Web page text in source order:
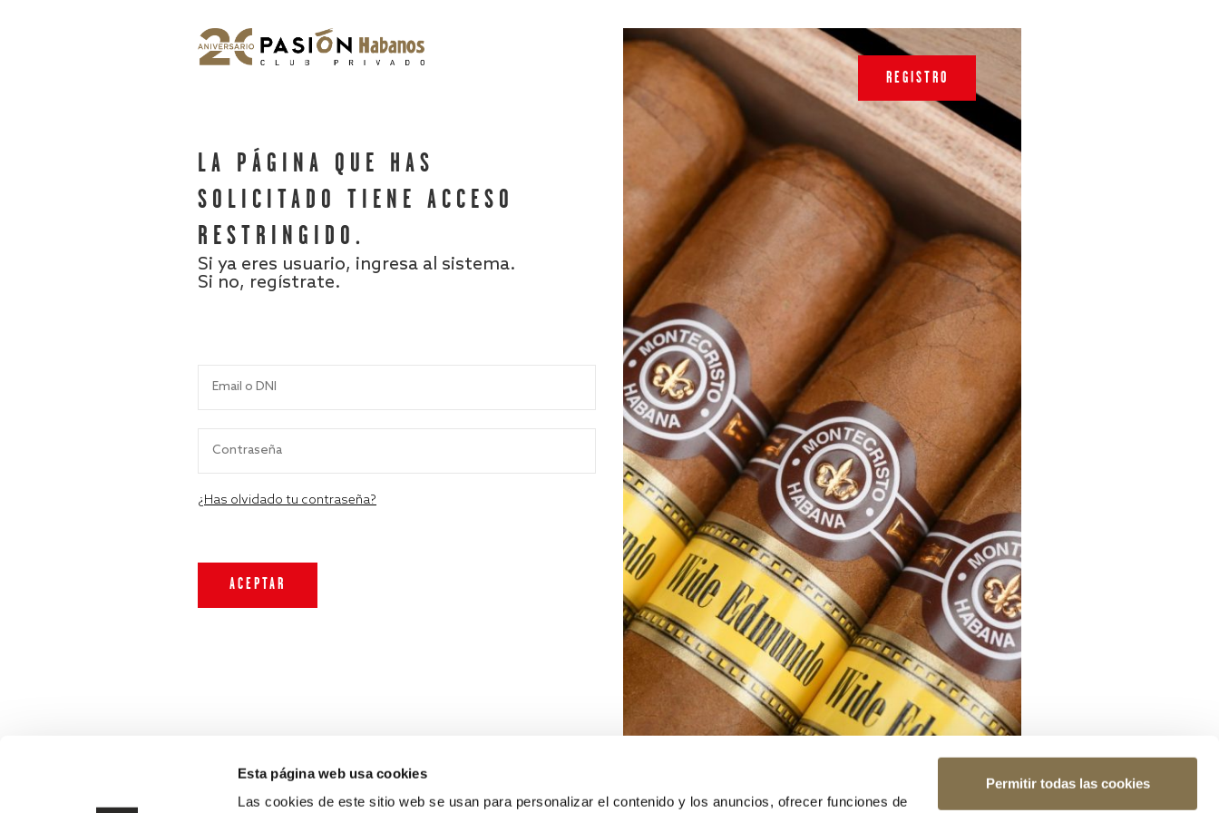
Esta página web usa cookies
Las cookies de este sitio web se usan para personalizar el contenido y los anuncios, ofrecer funciones de
Permitir todas las cookies
LA PÁGINA QUE HAS
SOLICITADO TIENE ACCESO
RESTRINGIDO.
Si ya eres usuario, ingresa al sistema.
Si no, regístrate.
¿Has olvidado tu contraseña?
REGISTRO